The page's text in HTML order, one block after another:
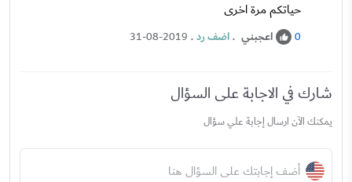
حياتكم مرة اخرى
0 اعجبني .اضف رد.
31-08-2019
شارك في الاجابة على السؤال
يمكنك الآن ارسال إجابة علي سؤال
أضف إجابتك على السؤال هنا